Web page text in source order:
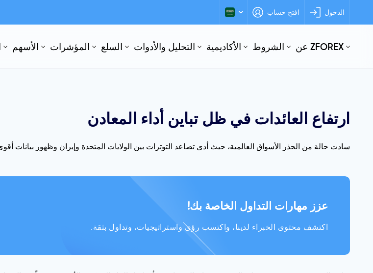
افتح حساب الدخول
الأسهم المؤشرات السلع التحليل والأدوات الأكاديمية الشروط عن ZFOREX
ارتفاع العائدات في ظل تباين أداء المعادن
سادت حالة من الحذر الأسواق العالمية، حيث أدى تصاعد التوترات بين الولايات المتحدة وإيران وظهور بيانات
عزز مهارات التداول الخاصة بك!
اكتشف محتوى الخبراء لدينا، واكتسب رؤى واستراتيجيات، وتداول بثقة.